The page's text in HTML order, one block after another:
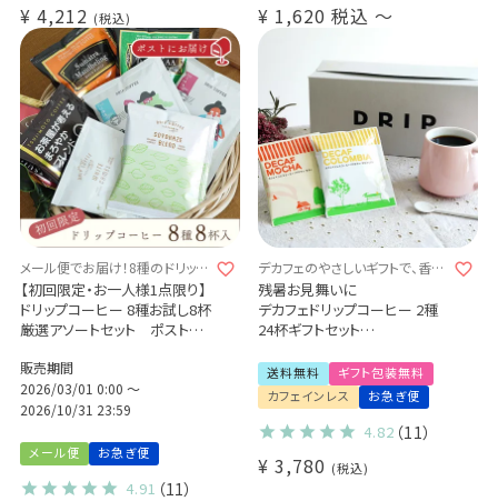
¥ 4,212 税込 ¥ 1,620 税込 〜
メール便でお届け！8種のドリップ
コーヒーをお試し♪
【初回限定・お一人様1点限り】
ドリップコーヒー 8種お試し8杯
厳選アソートセット ポストに
販売期間
2026/03/01 0:00 〜
2026/10/31 23:59
メール便 お急ぎ便
4.91 （11）
デカフェのやさしいギフトで、香り
豊かなじかんを贈ろう。
残暑お見舞いに
デカフェドリップコーヒー 2種
24杯ギフトセット
出産祝い 御祝 い プチギフト
(dc)
送料無料
ギフト包装無料
カフェインレス
お急ぎ便
4.82 （11）
¥ 3,780 税込